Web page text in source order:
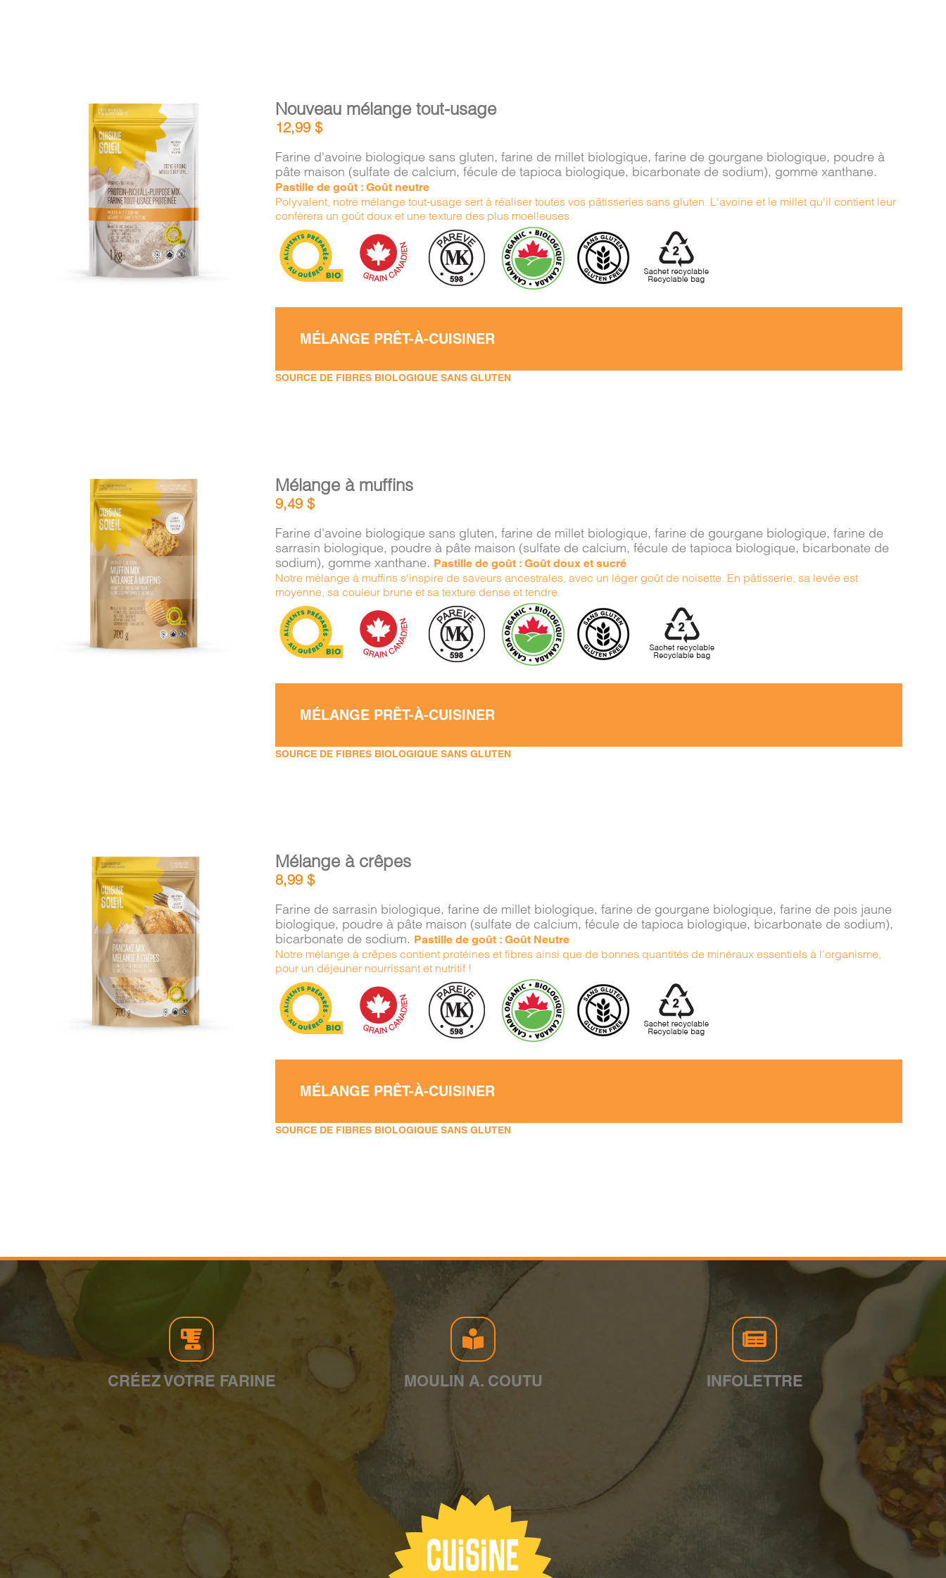
AJOUTER AU PANIER
DÉTAILS
Nouveau mélange tout-usage
12,99$
Farine d'avoine biologique sans gluten, farine de millet biologique, farine de gourgane biologique, poudre à
pâte maison (sulfate de calcium, fécule de tapioca biologique, bicarbonate de sodium), gomme xanthane.
Pastille de goût : Goût neutre
Polyvalent, notre mélange tout-usage sert à réaliser toutes vos pâtisseries sans gluten. L'avoine et le millet qu'il contient leur
confèrera un goût doux et une texture des plus moelleuses.
MÉLANGE PRÊT-À-CUISINER
SOURCE DE FIBRES BIOLOGIQUE SANS GLUTEN
AJOUTER AU PANIER
DÉTAILS
Mélange à muffins
9,49$
Farine d'avoine biologique sans gluten, farine de millet biologique, farine de gourgane biologique, farine de
sarrasin biologique, poudre à pâte maison (sulfate de calcium, fécule de tapioca biologique, bicarbonate de
sodium), gomme xanthane. Pastille de goût : Goût doux et sucré
Notre mélange à muffins s'inspire de saveurs ancestrales, avec un léger goût de noisette. En pâtisserie, sa levée est
moyenne, sa couleur brune et sa texture dense et tendre.
MÉLANGE PRÊT-À-CUISINER
SOURCE DE FIBRES BIOLOGIQUE SANS GLUTEN
AJOUTER AU PANIER
DÉTAILS
Mélange à crêpes
8,99$
Farine de sarrasin biologique, farine de millet biologique, farine de gourgane biologique, farine de pois jaune
biologique, poudre à pâte maison (sulfate de calcium, fécule de tapioca biologique, bicarbonate de sodium),
bicarbonate de sodium. Pastille de goût : Goût Neutre
Notre mélange à crêpes contient protéines et fibres ainsi que de bonnes quantités de minéraux essentiels à l’organisme,
pour un déjeuner nourrissant et nutritif !
MÉLANGE PRÊT-À-CUISINER
SOURCE DE FIBRES BIOLOGIQUE SANS GLUTEN
CRÉEZ VOTRE FARINE MOULIN A. COUTU INFOLETTRE